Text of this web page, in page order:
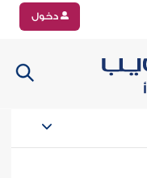
دخول